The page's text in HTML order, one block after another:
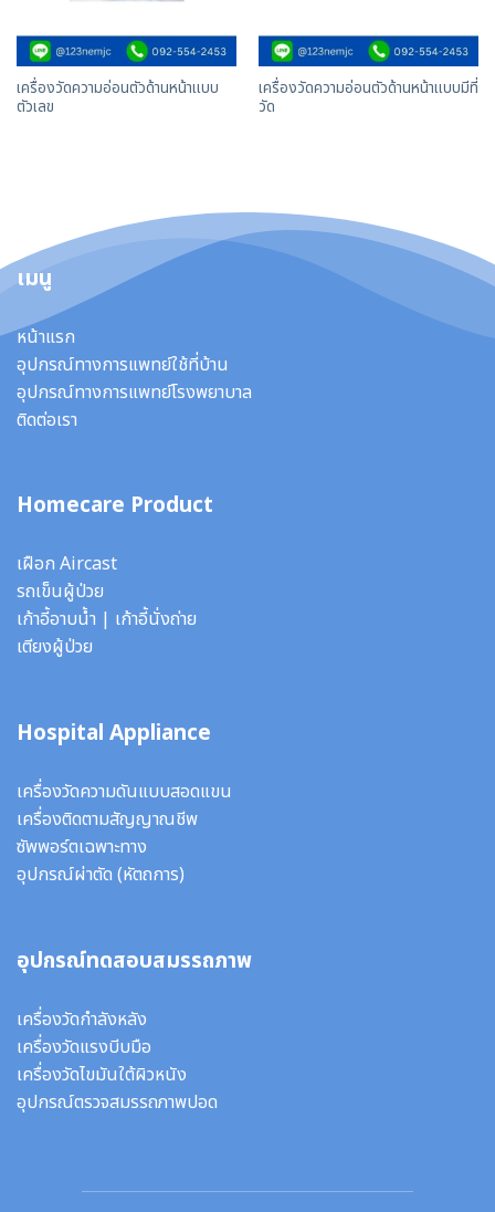
เครื่องวัดความอ่อนตัวด้านหน้าแบบ
ตัวเลข
เครื่องวัดความอ่อนตัวด้านหน้าแบบมีที่
วัด
เมนู
หน้าแรก
อุปกรณ์ทางการแพทย์ใช้ที่บ้าน
อุปกรณ์ทางการแพทย์โรงพยาบาล
ติดต่อเรา
Homecare Product
เฝือก Aircast
รถเข็นผู้ป่วย
เก้าอี้อาบน้ำ | เก้าอี้นั่งถ่าย
เตียงผู้ป่วย
Hospital Appliance
เครื่องวัดความดันแบบสอดแขน
เครื่องติดตามสัญญาณชีพ
ซัพพอร์ตเฉพาะทาง
อุปกรณ์ผ่าตัด (หัตถการ)
อุปกรณ์ทดสอบสมรรถภาพ
เครื่องวัดกำลังหลัง
เครื่องวัดแรงบีบมือ
เครื่องวัดไขมันใต้ผิวหนัง
อุปกรณ์ตรวจสมรรถภาพปอด